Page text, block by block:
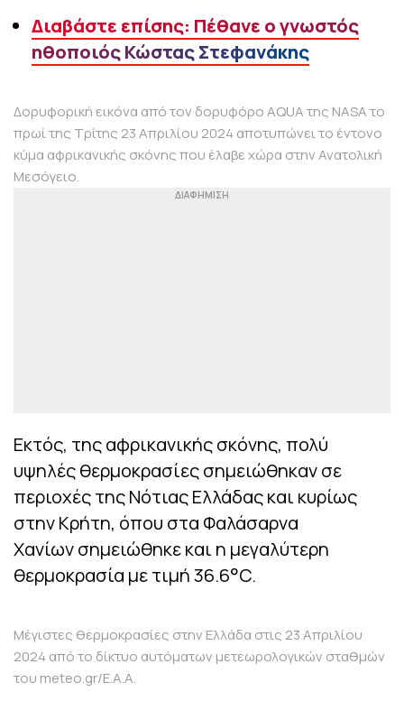
Διαβάστε επίσης: Πέθανε ο γνωστός
ηθοποιός Κώστας Στεφανάκης
Δορυφορική εικόνα από τον δορυφόρο AQUA της NASA το
πρωί της Τρίτης 23 Απριλίου 2024 αποτυπώνει το έντονο
κύμα αφρικανικής σκόνης που έλαβε χώρα στην Ανατολική
Μεσόγειο.
Εκτός, της αφρικανικής σκόνης, πολύ
υψηλές θερμοκρασίες σημειώθηκαν σε
περιοχές της Νότιας Ελλάδας και κυρίως
στην Κρήτη, όπου στα Φαλάσαρνα
Χανίων σημειώθηκε και η μεγαλύτερη
θερμοκρασία με τιμή 36.6°C.
Μέγιστες θερμοκρασίες στην Ελλάδα στις 23 Απριλίου
2024 από το δίκτυο αυτόματων μετεωρολογικών σταθμών
του meteo.gr/Ε.Α.Α.